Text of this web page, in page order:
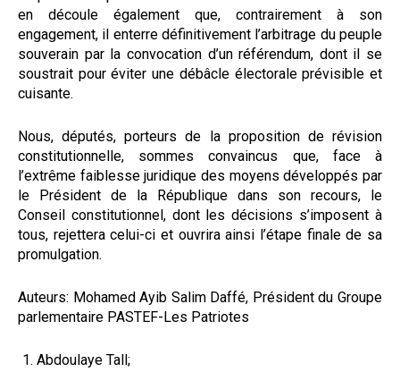
en découle également que, contrairement à son
engagement, il enterre définitivement l’arbitrage du peuple
souverain par la convocation d’un référendum, dont il se
soustrait pour éviter une débâcle électorale prévisible et
cuisante.
Nous, députés, porteurs de la proposition de révision
constitutionnelle, sommes convaincus que, face à
l’extrême faiblesse juridique des moyens développés par
le Président de la République dans son recours, le
Conseil constitutionnel, dont les décisions s’imposent à
tous, rejettera celui-ci et ouvrira ainsi l’étape finale de sa
promulgation.
Auteurs: Mohamed Ayib Salim Daffé, Président du Groupe
parlementaire PASTEF-Les Patriotes
Abdoulaye Tall;